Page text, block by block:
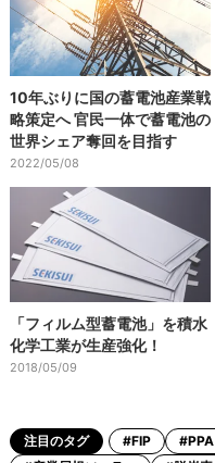
10年ぶりに国の蓄電池産業戦
略策定へ 官民一体で蓄電池の
世界シェア奪回を目指す
2022/05/08
「フィルム型蓄電池」を積水
化学工業が生産強化！
2018/05/09
注目のタグ #FIP #PPA